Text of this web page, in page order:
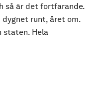
så är det fortfarande.
runt, året om.
staten. Hela